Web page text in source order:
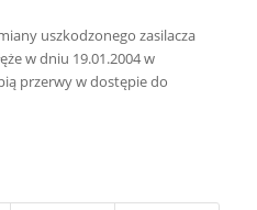
uszkodzonego zasilacza
w dniu 19.01.2004 w
przerwy w dostępie do